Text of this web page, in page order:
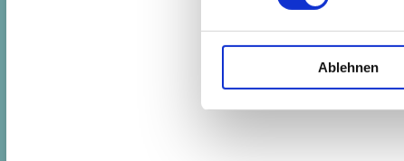
Ablehnen